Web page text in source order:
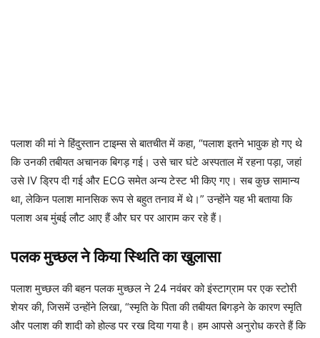
पलाश की मां ने हिंदुस्तान टाइम्स से बातचीत में कहा, “पलाश इतने भावुक हो गए थे
कि उनकी तबीयत अचानक बिगड़ गई। उसे चार घंटे अस्पताल में रहना पड़ा, जहां
उसे IV ड्रिप दी गई और ECG समेत अन्य टेस्ट भी किए गए। सब कुछ सामान्य
था, लेकिन पलाश मानसिक रूप से बहुत तनाव में थे।” उन्होंने यह भी बताया कि
पलाश अब मुंबई लौट आए हैं और घर पर आराम कर रहे हैं।
पलक मुच्छल ने किया स्थिति का खुलासा
पलाश मुच्छल की बहन पलक मुच्छल ने 24 नवंबर को इंस्टाग्राम पर एक स्टोरी
शेयर की, जिसमें उन्होंने लिखा, “स्मृति के पिता की तबीयत बिगड़ने के कारण स्मृति
और पलाश की शादी को होल्ड पर रख दिया गया है। हम आपसे अनुरोध करते हैं कि